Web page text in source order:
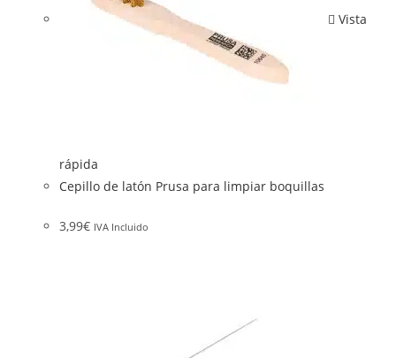
Vista
rápida
Cepillo de latón Prusa para limpiar boquillas
3,99€ IVA Incluido